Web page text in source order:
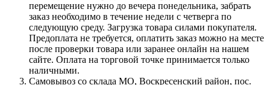
перемещение нужно до вечера понедельника, забрать
заказ необходимо в течение недели с четверга по
следующую среду. Загрузка товара силами покупателя.
Предоплата не требуется, оплатить заказ можно на месте
после проверки товара или заранее онлайн на нашем
сайте. Оплата на торговой точке принимается только
наличными.
Самовывоз со склада МО, Воскресенский район, пос.